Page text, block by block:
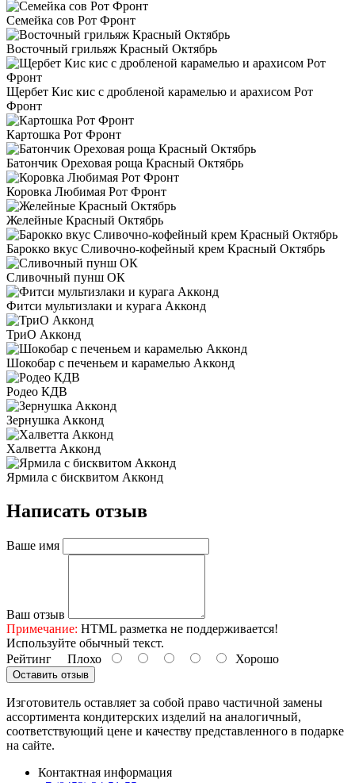
Семейка сов Рот Фронт
Восточный грильяж Красный Октябрь
Щербет Кис кис с дробленой карамелью и арахисом Рот
Фронт
Картошка Рот Фронт
Батончик Ореховая роща Красный Октябрь
Коровка Любимая Рот Фронт
Желейные Красный Октябрь
Барокко вкус Сливочно-кофейный крем Красный Октябрь
Сливочный пунш ОК
Фитси мультизлаки и курага Акконд
ТриО Акконд
Шокобар с печеньем и карамелью Акконд
Родео КДВ
Зернушка Акконд
Халветта Акконд
Ярмила с бисквитом Акконд
Написать отзыв
Ваше имя
Ваш отзыв
Примечание: HTML разметка не поддерживается!
Используйте обычный текст.
Рейтинг Плохо Хорошо
Оставить отзыв
Изготовитель оставляет за собой право частичной замены
ассортимента кондитерских изделий на аналогичный,
соответствующий цене и качеству представленного в подарке
на сайте.
Контактная информация